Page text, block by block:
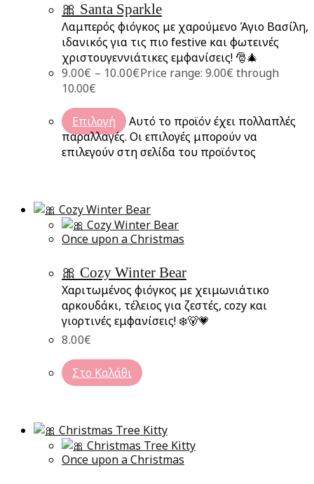
🎀 Santa Sparkle
Λαμπερός φιόγκος με χαρούμενο Άγιο Βασίλη,
ιδανικός για τις πιο festive και φωτεινές
χριστουγεννιάτικες εμφανίσεις! 🎅🎄
9.00€ – 10.00€Price range: 9.00€ through
10.00€
Επιλογή
Αυτό το προϊόν έχει πολλαπλές
παραλλαγές. Οι επιλογές μπορούν να
επιλεγούν στη σελίδα του προϊόντος
Once upon a Christmas
🎀 Cozy Winter Bear
Χαριτωμένος φιόγκος με χειμωνιάτικο
αρκουδάκι, τέλειος για ζεστές, cozy και
γιορτινές εμφανίσεις! ❄️🐻💗
8.00€
Στο Καλάθι
Once upon a Christmas